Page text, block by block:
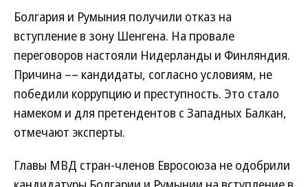
Болгария и Румыния получили отказ на
вступление в зону Шенгена. На провале
переговоров настояли Нидерланды и Финляндия.
Причина –– кандидаты, согласно условиям, не
победили коррупцию и преступность. Это стало
намеком и для претендентов с Западных Балкан,
отмечают эксперты.
Главы МВД стран-членов Евросоюза не одобрили